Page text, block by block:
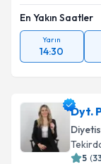
En Yakın Saatler
Yarın
14:30
Dyt.
5 (